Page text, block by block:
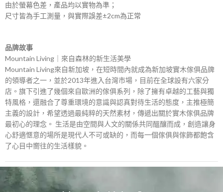
由於螢幕色差，產品均以實物為準；
尺寸皆為手工測量，與實際誤差±2cm為正常
品牌故事
Mountain Living｜來自森林的新生活美學
Mountain Living來自新加坡，在短時間內就成為新加坡實木傢俱品牌
的領導者之一，並於2013年進入台灣市場，目前在全球設有六家分
店。旗下引進了幾個來自歐洲的傢俱系列，除了擁有卓越的工藝與獨
特風格，還融合了尊重環境的意識與認真對待生活的態度，主推極簡
主義的設計，希望透過最純粹的天然素材，傳遞出關於實木傢俱品牌
最初心的理念。 生活是由空間與人文的關係共同醞釀而成，創造讓身
心舒適愜意的場所是現代人不可或缺的，而每一個傢俱與傢飾都飽含
了心目中嚮往的生活樣貌。